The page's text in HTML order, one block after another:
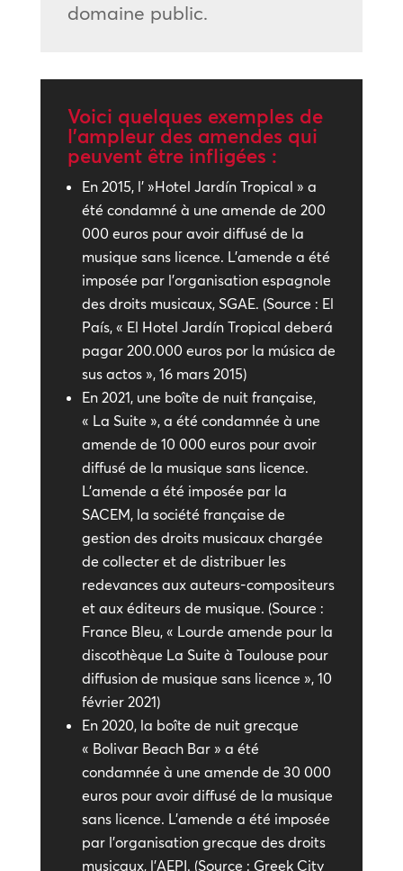
domaine public.
Voici quelques exemples de
l’ampleur des amendes qui
peuvent être infligées :
En 2015, l' »Hotel Jardín Tropical » a
été condamné à une amende de 200
000 euros pour avoir diffusé de la
musique sans licence. L’amende a été
imposée par l’organisation espagnole
des droits musicaux, SGAE. (Source : El
País, « El Hotel Jardín Tropical deberá
pagar 200.000 euros por la música de
sus actos », 16 mars 2015)
En 2021, une boîte de nuit française,
« La Suite », a été condamnée à une
amende de 10 000 euros pour avoir
diffusé de la musique sans licence.
L’amende a été imposée par la
SACEM, la société française de
gestion des droits musicaux chargée
de collecter et de distribuer les
redevances aux auteurs-compositeurs
et aux éditeurs de musique. (Source :
France Bleu, « Lourde amende pour la
discothèque La Suite à Toulouse pour
diffusion de musique sans licence », 10
février 2021)
En 2020, la boîte de nuit grecque
« Bolivar Beach Bar » a été
condamnée à une amende de 30 000
euros pour avoir diffusé de la musique
sans licence. L’amende a été imposée
par l’organisation grecque des droits
musicaux, l’AEPI. (Source : Greek City